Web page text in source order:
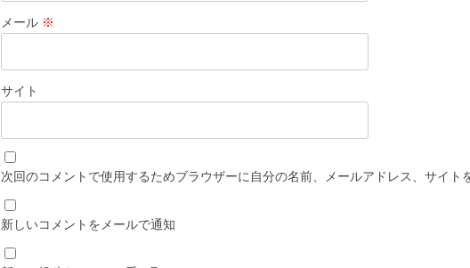
メール ※
サイト
次回のコメントで使用するためブラウザーに自分の名前、メールアドレス、サイト
新しいコメントをメールで通知